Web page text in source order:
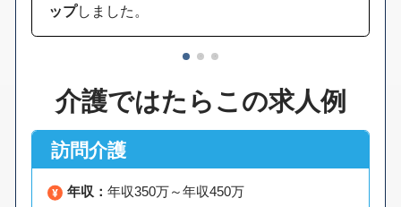
ップしました。
介護ではたらこの求人例
訪問介護
年収： 年収350万～年収450万